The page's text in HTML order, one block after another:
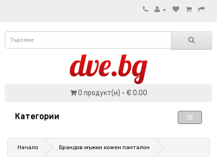
0 продукт(и) - € 0.00
Категории
Начало Брандов мъжки кожен панталон